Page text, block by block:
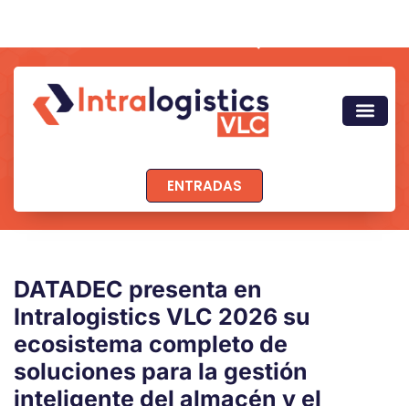
ENTRADAS
DATADEC presenta en
Intralogistics VLC 2026 su
ecosistema completo de
soluciones para la gestión
inteligente del almacén y el